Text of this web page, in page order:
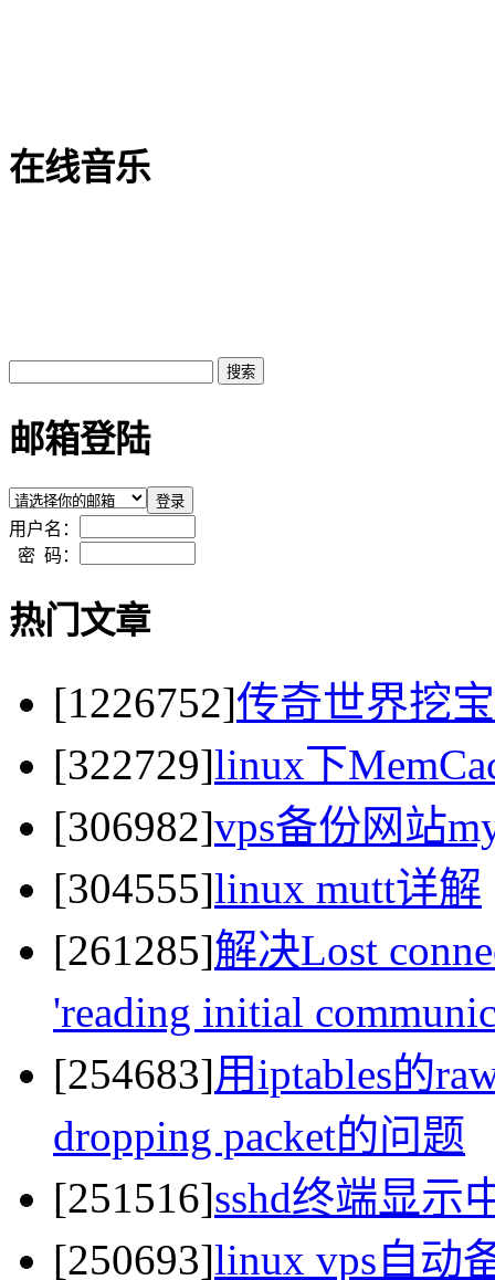
在线音乐
邮箱登陆
用户名：
密 码：
热门文章
[1226752]传奇世界挖
[322729]linux下
[306982]vps备份网站
[304555]linux mutt详解
[261285]解决Lost
'reading initial
[254683]用iptables的
dropping packet的问题
[251516]sshd终端显示
[250693]linux vps自动